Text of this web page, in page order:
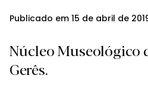
Publicado em 15 de abril de
Núcleo Museológico
Gerês.